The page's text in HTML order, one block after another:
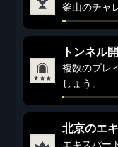
釜山のチャ
トンネル
複数のプレ
しょう。
北京のエ
エキスパー